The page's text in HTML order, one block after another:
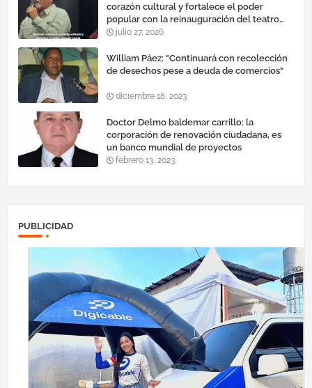
corazón cultural y fortalece el poder
popular con la reinauguración del teatro
esteban ruiz guevara
julio 27, 2026
William Páez: "Continuará con recolección
de desechos pese a deuda de comercios"
diciembre 18, 2023
Doctor Delmo baldemar carrillo: la
corporación de renovación ciudadana, es
un banco mundial de proyectos
febrero 13, 2023
PUBLICIDAD